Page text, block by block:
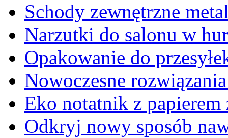
Schody zewnętrzne
Narzutki do salonu w
Opakowanie do
Nowoczesne
Eko notatnik z
Odkryj nowy sposób